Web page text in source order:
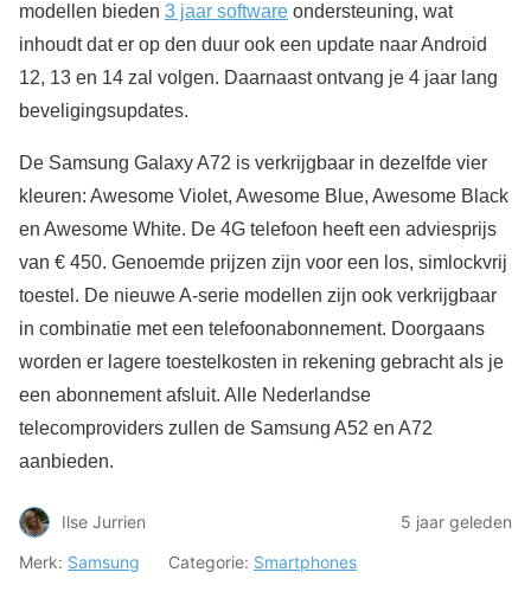
modellen bieden 3 jaar software ondersteuning, wat
inhoudt dat er op den duur ook een update naar Android
12, 13 en 14 zal volgen. Daarnaast ontvang je 4 jaar lang
beveligingsupdates.
De Samsung Galaxy A72 is verkrijgbaar in dezelfde vier
kleuren: Awesome Violet, Awesome Blue, Awesome Black
en Awesome White. De 4G telefoon heeft een adviesprijs
van € 450. Genoemde prijzen zijn voor een los, simlockvrij
toestel. De nieuwe A-serie modellen zijn ook verkrijgbaar
in combinatie met een telefoonabonnement. Doorgaans
worden er lagere toestelkosten in rekening gebracht als je
een abonnement afsluit. Alle Nederlandse
telecomproviders zullen de Samsung A52 en A72
aanbieden.
Ilse Jurrien
5 jaar geleden
Merk: Samsung Categorie: Smartphones